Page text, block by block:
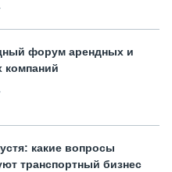
форум арендных и
компаний
какие вопросы
транспортный бизнес